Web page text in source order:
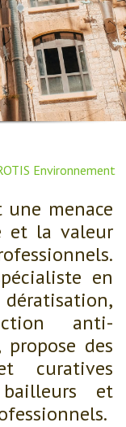
Environnement
une menace
et la valeur
en
anti-
des
curatives
et